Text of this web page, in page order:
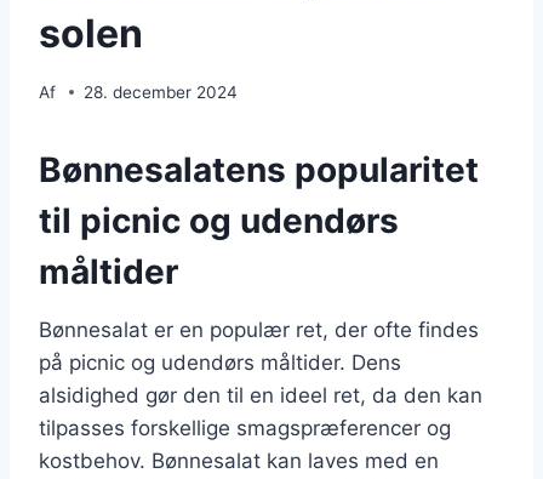
solen
Af 28. december 2024
Bønnesalatens popularitet
til picnic og udendørs
måltider
Bønnesalat er en populær ret, der ofte findes
på picnic og udendørs måltider. Dens
alsidighed gør den til en ideel ret, da den kan
tilpasses forskellige smagspræferencer og
kostbehov. Bønnesalat kan laves med en